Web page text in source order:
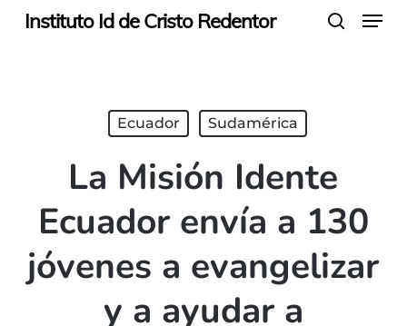
SkipInstituto Id de Cristo Redentor Menu
Ecuador Sudamérica
La Misión Idente
Ecuador envía a 130
jóvenes a evangelizar
y a ayudar a